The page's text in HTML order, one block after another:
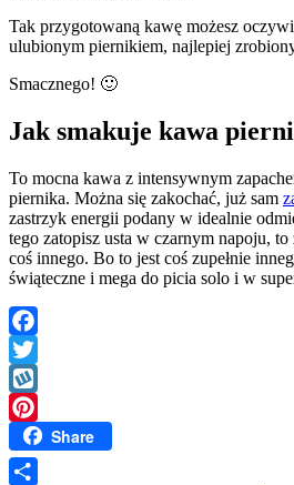
Tak przygotowaną kawę możesz
ulubionym piernikiem, najlepiej
Smacznego! 🙂
Jak smakuje kawa
To mocna kawa z intensywnym
piernika. Można się zakochać, już sam
zastrzyk energii podany w idealnie
tego zatopisz usta w czarnym napoju,
coś innego. Bo to jest coś zupełnie
świąteczne i mega do picia solo i w
Facebook
Twitter
Wykop
PinterestShare